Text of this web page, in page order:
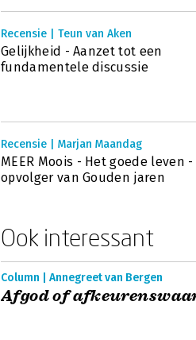
Recensie | Teun van Aken
Gelijkheid - Aanzet tot een
fundamentele discussie
Recensie | Marjan Maandag
MEER Moois - Het goede leven
opvolger van Gouden jaren
Ook interessant
Column | Annegreet van Bergen
Afgod of